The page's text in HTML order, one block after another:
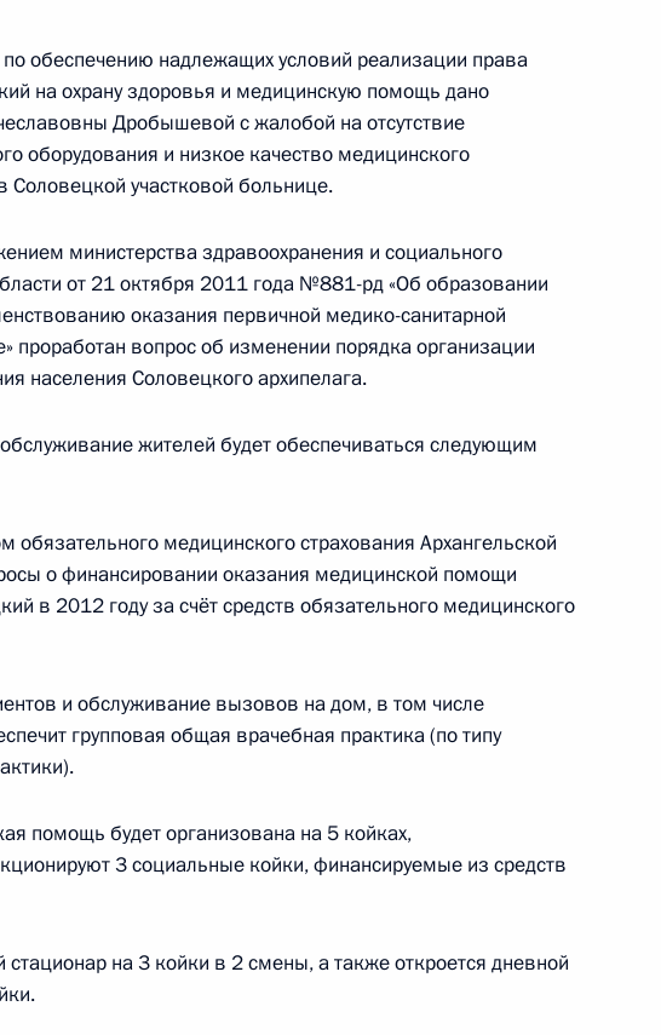
географической карте
России
Мария Львова-Белова
посетила Свердловскую
область
поручения
языка
Заседание межведомственной
культурного наследия, находящихся
обеспечению надлежащих условий реализации права
на охрану здоровья и медицинскую помощь дано
Дробышевой с жалобой на отсутствие
оборудования и низкое качество медицинского
Соловецкой участковой больнице.
министерства здравоохранения и социального
от 21 октября 2011 года №881-рд «Об образовании
оказания первичной медико-санитарной
вопрос об изменении порядка организации
населения Соловецкого архипелага.
жителей будет обеспечиваться следующим
медицинского страхования Архангельской
о финансировании оказания медицинской помощи
в 2012 году за счёт средств обязательного медицинского
и обслуживание вызовов на дом, в том числе
групповая общая врачебная практика (по типу
помощь будет организована на 5 койках,
3 социальные койки, финансируемые из средств
стационар на 3 койки в 2 смены, а также откроется дневной